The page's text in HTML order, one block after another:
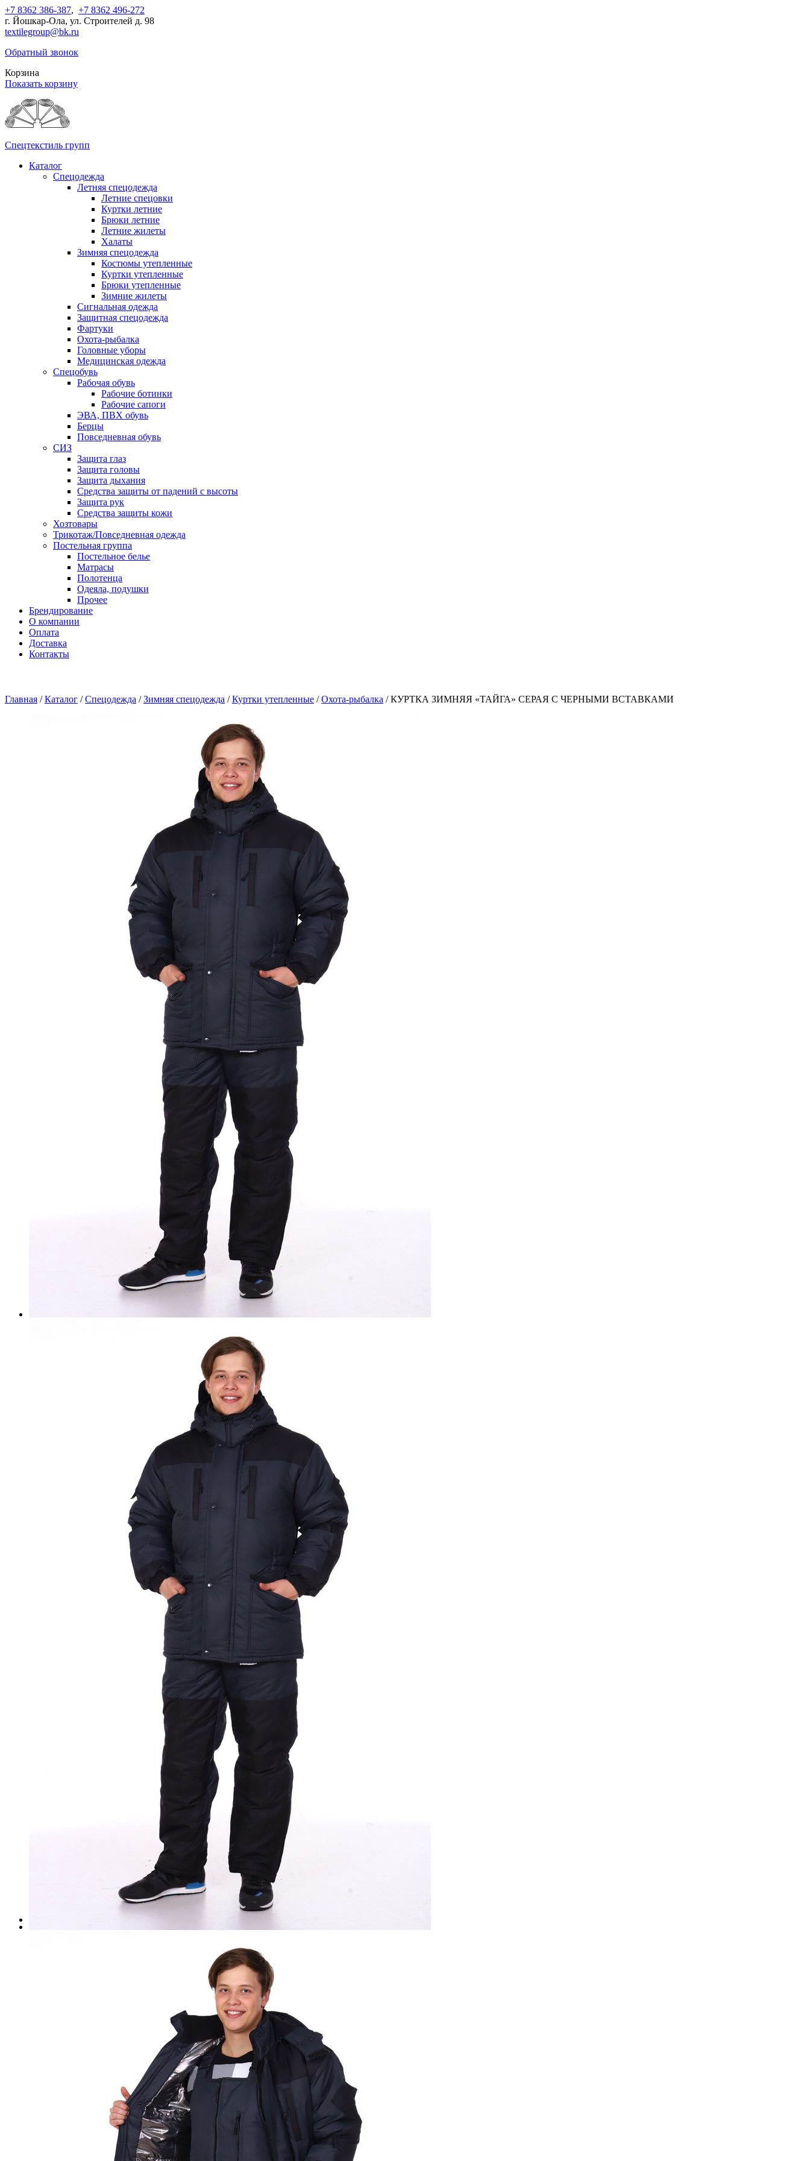
+7 8362 386-387, +7 8362 496-272
г. Йошкар-Ола, ул. Строителей д. 98
textilegroup@bk.ru
Обратный звонок
Корзина
Показать корзину
Спецтекстиль групп
Каталог
Спецодежда
Летняя спецодежда
Летние спецовки
Куртки летние
Брюки летние
Летние жилеты
Халаты
Зимняя спецодежда
Костюмы утепленные
Куртки утепленные
Брюки утепленные
Зимние жилеты
Сигнальная одежда
Защитная спецодежда
Фартуки
Охота-рыбалка
Головные уборы
Медицинская одежда
Спецобувь
Рабочая обувь
Рабочие ботинки
Рабочие сапоги
ЭВА, ПВХ обувь
Берцы
Повседневная обувь
СИЗ
Защита глаз
Защита головы
Защита дыхания
Средства защиты от падений с высоты
Защита рук
Средства защиты кожи
Хозтовары
Трикотаж/Повседневная одежда
Постельная группа
Постельное белье
Матрасы
Полотенца
Одеяла, подушки
Прочее
Брендирование
О компании
Оплата
Доставка
Контакты
Главная / Каталог / Спецодежда / Зимняя спецодежда / Куртки утепленные / Охота-рыбалка / КУРТКА ЗИМНЯЯ «ТАЙГА» СЕРАЯ С ЧЕРНЫМИ ВСТАВКАМИ